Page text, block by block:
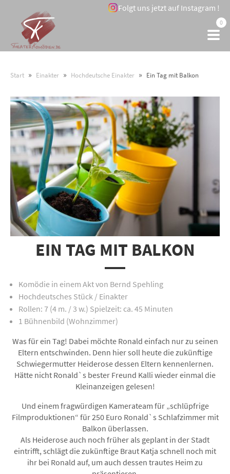
Folgt uns jetzt auf Instagram !
0
Start » Einakter » Hochdeutsche Einakter » Ein Tag mit Balkon
EIN TAG MIT BALKON
Komödie in einem Akt von Bernd Spehling
Hochdeutsches Stück / Einakter
Rollen: 7 (4 m. / 3 w.) Spielzeit: ca. 45 Minuten
1 Bühnenbild (Wohnzimmer)
Was für ein Tag! Dabei möchte Ronald einfach nur zu seinen
Eltern entschwinden. Denn hier soll heute die zukünftige
Schwiegermutter Heiderose dessen Eltern kennenlernen.
Hätte nicht Ronald`s bester Freund Kalli wieder einmal die
Kleinanzeigen gelesen!
Und einem fragwürdigen Kamerateam für „schlüpfrige
Filmproduktionen“ für 250 Euro Ronald`s Schlafzimmer mit
Balkon überlassen.
Als Heiderose auch noch früher als geplant in der Stadt
eintrifft, schlägt die zukünftige Braut Katja schnell noch mit
ihr bei Ronald auf, um auch dessen trautes Heim zu